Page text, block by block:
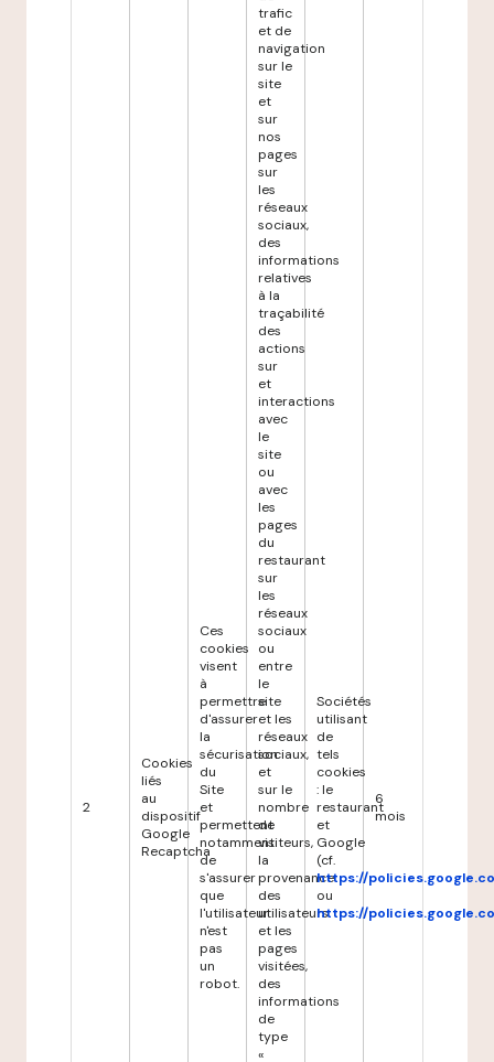
2
Cookies
liés
au
dispositif
Google
Recaptcha
Ces
cookies
visent
à
permettre
d'assurer
la
sécurisation
du
Site
et
permettent
notamment
de
s'assurer
que
l'utilisateur
n'est
pas
un
robot.
trafic
et de
navigation
sur le
site
et
sur
nos
pages
sur
les
réseaux
sociaux,
des
informations
relatives
à la
traçabilité
des
actions
sur
et
interactions
avec
le
site
ou
avec
les
pages
du
restaurant
sur
les
réseaux
sociaux
ou
entre
le
site
et les
réseaux
sociaux,
et
sur le
nombre
de
visiteurs,
la
provenance
des
utilisateurs
et les
pages
visitées,
des
informations
de
type
«
Sociétés
utilisant
de
tels
cookies
: le
restaurant
et
Google
(cf.
https://
ou
https://
6
mois